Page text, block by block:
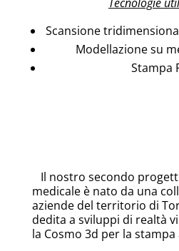
Scansione
Modellazione su
Stampa
Il nostro secondo
medicale è nato da una
aziende del territorio di
dedita a sviluppi di realtà
la Cosmo 3d per la